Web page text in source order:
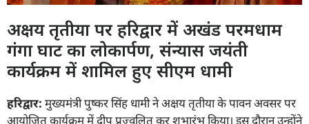
अक्षय तृतीया पर हरिद्वार में अखंड परमधाम
गंगा घाट का लोकार्पण, संन्यास जयंती
कार्यक्रम में शामिल हुए सीएम धामी
हरिद्वार: मुख्यमंत्री पुष्कर सिंह धामी ने अक्षय तृतीया के पावन अवसर पर
आयोजित कार्यक्रम में दीप प्रज्वलित कर शुभारंभ किया। इस दौरान उन्होंने